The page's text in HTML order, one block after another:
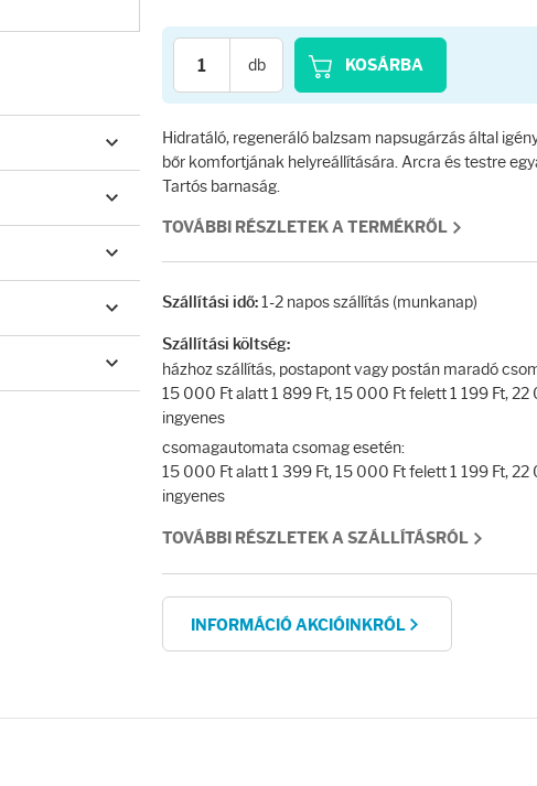
db KOSÁRBA
Hidratáló, regeneráló balzsam napsugárzás által
bőr komfortjának helyreállítására. Arcra és testre
Tartós barnaság.
TOVÁBBI RÉSZLETEK A TERMÉKRŐL
Szállítási idő:1-2 napos szállítás (munkanap)
Szállítási költség:
házhoz szállítás, postapont vagy postán maradó
15 000 Ft alatt 1 899 Ft, 15 000 Ft felett 1 199 Ft,
ingyenes
csomagautomata csomag esetén:
15 000 Ft alatt 1 399 Ft, 15 000 Ft felett 1 199 Ft,
ingyenes
TOVÁBBI RÉSZLETEK A SZÁLLÍTÁSRÓL
INFORMÁCIÓ AKCIÓINKRÓL